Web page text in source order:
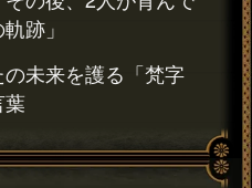
跡」
未来を護る「梵字
葉